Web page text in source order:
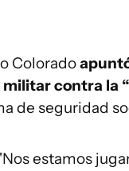
Colorado
contra la
de seguridad
estamos